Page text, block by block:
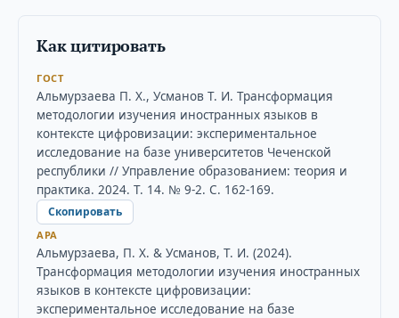
Как цитировать
ГОСТ
Альмурзаева П. Х., Усманов Т. И. Трансформация
методологии изучения иностранных языков в
контексте цифровизации: экспериментальное
исследование на базе университетов Чеченской
республики // Управление образованием: теория и
практика. 2024. Т. 14. № 9-2. С. 162-169.
Скопировать
APA
Альмурзаева, П. Х. & Усманов, Т. И. (2024).
Трансформация методологии изучения иностранных
языков в контексте цифровизации:
экспериментальное исследование на базе